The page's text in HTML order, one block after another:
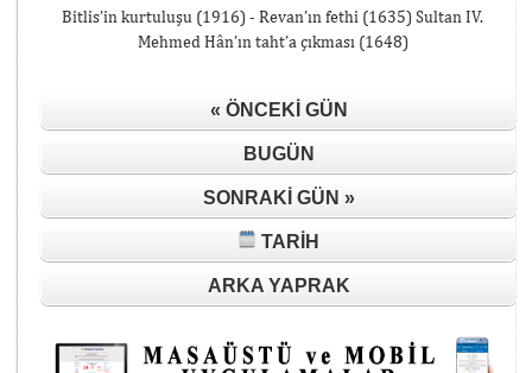
Bitlis’in kurtuluşu (1916) - Revan’ın fethi (1635) Sultan IV.
Mehmed Hân’ın taht’a çıkması (1648)
« ÖNCEKI GÜN
BUGÜN
SONRAKI GÜN »
TARIH
ARKA YAPRAK